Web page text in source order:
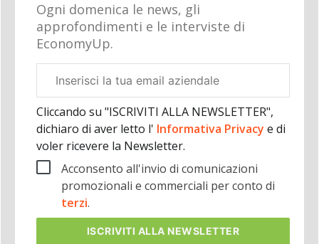
Ogni domenica le news, gli
approfondimenti e le interviste di
EconomyUp.
aziendale
Cliccando su "ISCRIVITI ALLA NEWSLETTER",
dichiaro di aver letto l' Informativa Privacy e di
voler ricevere la Newsletter.
Acconsento all'invio di comunicazioni
promozionali e commerciali per conto di
terzi.
ISCRIVITI ALLA NEWSLETTER